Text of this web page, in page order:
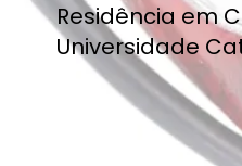
Residência em
Universidade